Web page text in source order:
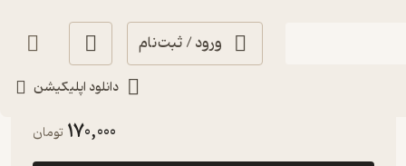
ورود / ثبت‌نام
دانلود اپلیکیشن
خوش‌خوان 📚(
)
170,000 تومان